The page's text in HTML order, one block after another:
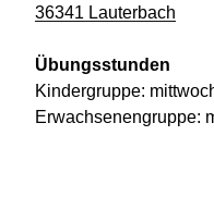
36341 Lauterbach
Übungsstunden
Kindergruppe:
Erwachsenengruppe: